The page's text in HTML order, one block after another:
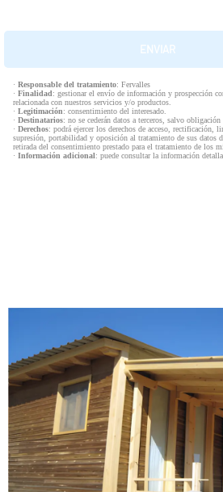
· Responsable del tratamiento: Fervalles
· Finalidad: gestionar el envío de información y prospección
relacionada con nuestros servicios y/o productos.
· Legitimación: consentimiento del interesado.
· Destinatarios: no se cederán datos a terceros, salvo obligación
· Derechos: podrá ejercer los derechos de acceso, rectificación,
supresión, portabilidad y oposición al tratamiento de sus datos
retirada del consentimiento prestado para el tratamiento de los
· Información adicional: puede consultar la información